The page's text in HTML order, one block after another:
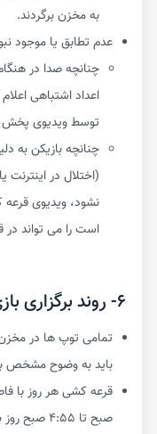
به مخزن برگردند.
عدم تطابق یا موجود
چنانچه صدا در
اعداد اشتباهی
توسط ویدیوی پخش
چنانچه بازیکن به
(اختلال در
نشود، ویدیوی
است را می تواند
​۶- روند برگزاری بازی:
تمامی توپ ها در
باید به وضوح مشخص